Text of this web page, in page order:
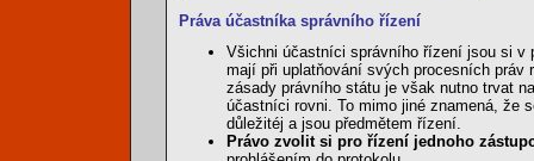
Práva účastníka správního řízení
Všichni účastníci správního řízení jsou si v
mají při uplatňování svých procesních práv
zásady právního státu je však nutno trvat
účastníci rovni. To mimo jiné znamená, že
důležitéj a jsou předmětem řízení.
Právo zvolit si pro řízení jednoho